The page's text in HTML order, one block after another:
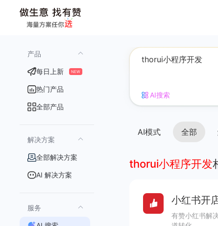
产品
每日上新 NEW
热门产品
全部产品
解决方案
全部解决方案
AI 解决方案
服务
AI搜索
AI模式 全部
thorui小程序开发
小红书开
有赞小红书解